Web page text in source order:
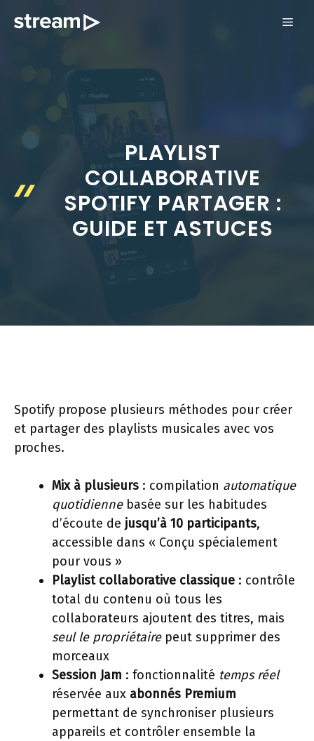
PLAYLIST
COLLABORATIVE
SPOTIFY PARTAGER :
GUIDE ET ASTUCES
Spotify propose plusieurs méthodes pour créer
et partager des playlists musicales avec vos
proches.
Mix à plusieurs : compilation automatique
quotidiennebasée sur les habitudes
d’écoute de jusqu’à 10 participants,
accessible dans « Conçu spécialement
pour vous »
Playlist collaborative classique : contrôle
total du contenu où tous les
collaborateurs ajoutent des titres, mais
seul le propriétairepeut supprimer des
morceaux
Session Jam : fonctionnalité temps réel
réservée aux abonnés Premium
permettant de synchroniser plusieurs
appareils et contrôler ensemble la